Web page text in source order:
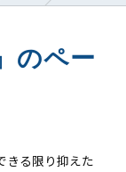
のペー
きる限り抑えた